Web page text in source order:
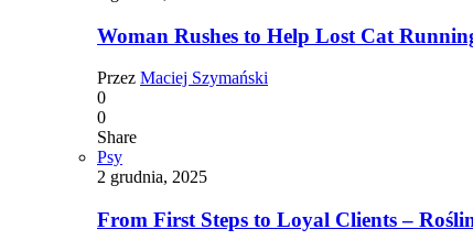
Woman Rushes to Help Lost Cat
Przez Maciej Szymański
0
0
Share
Psy
2 grudnia, 2025
From First Steps to Loyal Clients –